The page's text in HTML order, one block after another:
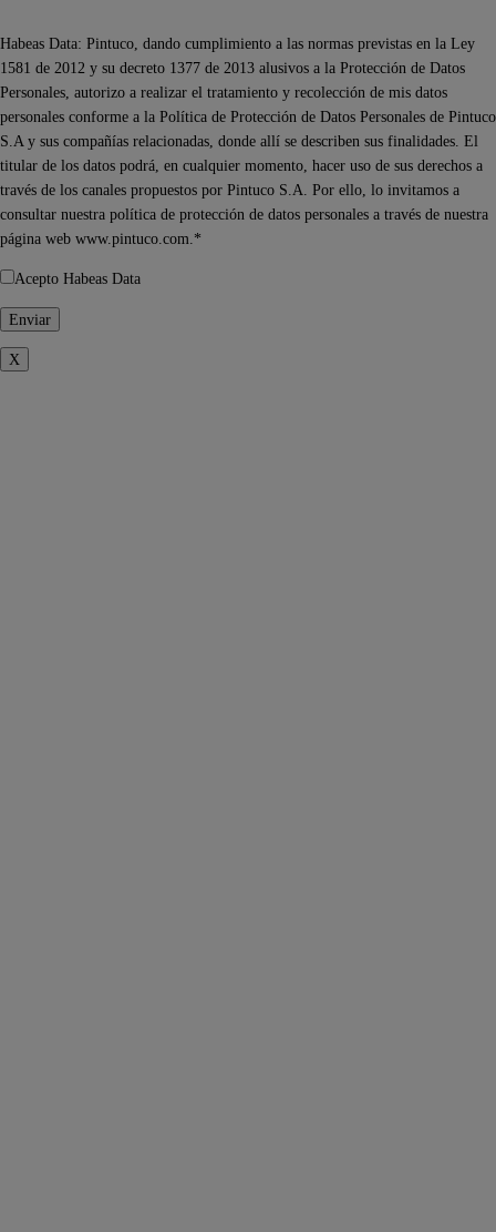
Habeas Data: Pintuco, dando cumplimiento a las normas previstas en la Ley
1581 de 2012 y su decreto 1377 de 2013 alusivos a la Protección de Datos
Personales, autorizo a realizar el tratamiento y recolección de mis datos
personales conforme a la Política de Protección de Datos Personales de Pintuco
S.A y sus compañías relacionadas, donde allí se describen sus finalidades. El
titular de los datos podrá, en cualquier momento, hacer uso de sus derechos a
través de los canales propuestos por Pintuco S.A. Por ello, lo invitamos a
consultar nuestra política de protección de datos personales a través de nuestra
página web www.pintuco.com.*
Acepto Habeas Data
X